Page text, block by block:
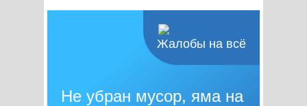
Жалобы на всё
Не убран мусор, яма на